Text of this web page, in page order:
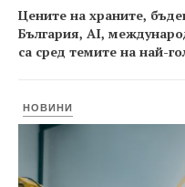
Цените на храните,
България, AI,
са сред темите на най-
НОВИНИ